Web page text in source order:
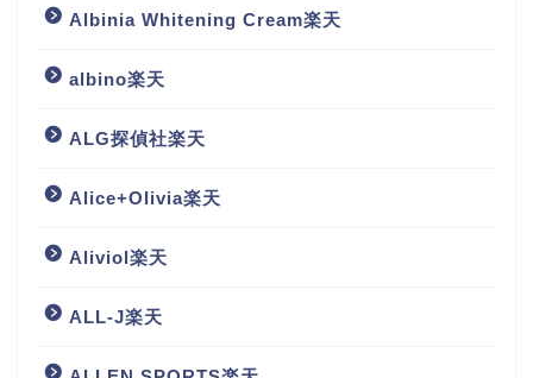
Albinia Whitening Cream楽天
albino楽天
ALG探偵社楽天
Alice+Olivia楽天
Aliviol楽天
ALL-J楽天